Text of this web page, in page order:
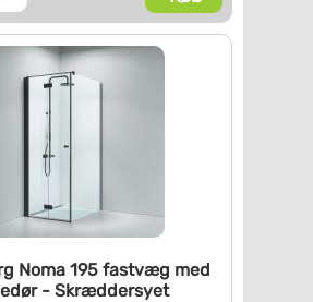
Noma 195 fastvæg med
- Skræddersyet